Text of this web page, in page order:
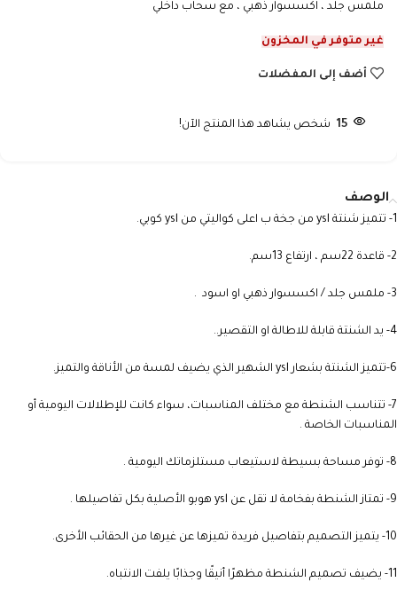
ملمس جلد ، اكسسوار ذهبي ، مع سحاب داخلي
غير متوفر في المخزون
أضف إلى المفضلات
15 شخص يشاهد هذا المنتج الآن!
الوصف
1- تتميز شنتة ysl من جخة ب اعلى كواليتي من ysl كوبي.
2- قاعدة 22سم ، ارتفاع 13سم.
3- ملمس جلد / اكسسوار ذهبي او اسود .
4- يد الشنتة قابلة للاطالة او التقصير..
6-تتميز الشنتة بشعار ysl الشهير الذي يضيف لمسة من الأناقة والتميز.
7- تتناسب الشنطة مع مختلف المناسبات، سواء كانت للإطلالات اليومية أو
المناسبات الخاصة .
8- توفر مساحة بسيطة لاستيعاب مستلزماتك اليومية .
9- تمتاز الشنطة بفخامة لا تقل عن ysl هوبو الأصلية بكل تفاصيلها .
10- يتميز التصميم بتفاصيل فريدة تميزها عن غيرها من الحقائب الأخرى.
11- يضيف تصميم الشنطة مظهرًا أنيقًا وجذابًا يلفت الانتباه.